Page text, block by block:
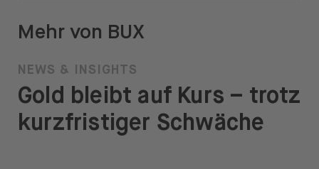
Mehr von BUX
NEWS & INSIGHTS
Gold bleibt auf Kurs – trotz
kurzfristiger Schwäche